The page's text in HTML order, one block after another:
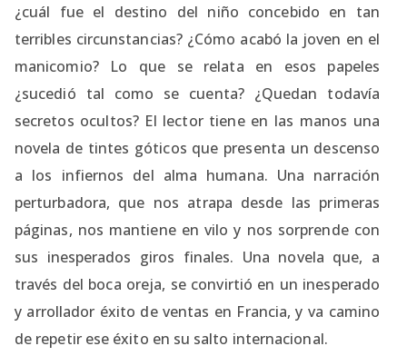
¿cuál fue el destino del niño concebido en tan
terribles circunstancias? ¿Cómo acabó la joven en el
manicomio? Lo que se relata en esos papeles
¿sucedió tal como se cuenta? ¿Quedan todavía
secretos ocultos? El lector tiene en las manos una
novela de tintes góticos que presenta un descenso
a los infiernos del alma humana. Una narración
perturbadora, que nos atrapa desde las primeras
páginas, nos mantiene en vilo y nos sorprende con
sus inesperados giros finales. Una novela que, a
través del boca oreja, se convirtió en un inesperado
y arrollador éxito de ventas en Francia, y va camino
de repetir ese éxito en su salto internacional.